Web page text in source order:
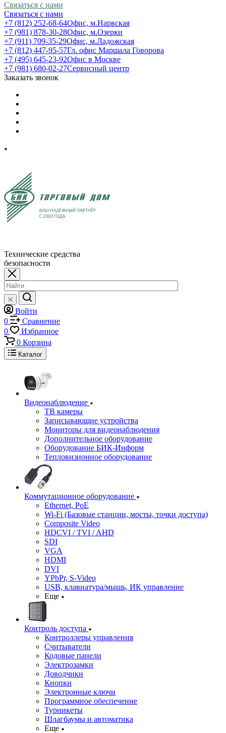
Связаться с нами
Связаться с нами
+7 (812) 252-68-64Офис, м.Нарвская
+7 (981) 878-30-28Офис, м.Озерки
+7 (911) 709-35-29Офис, м.Ладожская
+7 (812) 447-95-57Гл. офис Маршала Говорова
+7 (495) 645-23-92Офис в Москве
+7 (981) 680-02-27Сервисный центр
Заказать звонок
Технические средства
безопасности
Войти
0
Сравнение
0
Избранное
0 Корзина
Каталог
Видеонаблюдение
ТВ камеры
Записывающие устройства
Мониторы для видеонаблюдения
Дополнительное оборудование
Оборудование БИК-Информ
Тепловизионное оборудование
Коммутационное оборудование
Ethernet, PoE
Wi-Fi (Базовые станции, мосты, точки доступа)
Composite Video
HDCVI / TVI / AHD
SDI
VGA
HDMI
DVI
YPbPr, S-Video
USB, клавиатура/мышь, ИК управление
Еще
Контроль доступа
Контроллеры управления
Считыватели
Кодовые панели
Электрозамки
Доводчики
Кнопки
Электронные ключи
Программное обеспечение
Турникеты
Шлагбаумы и автоматика
Еще